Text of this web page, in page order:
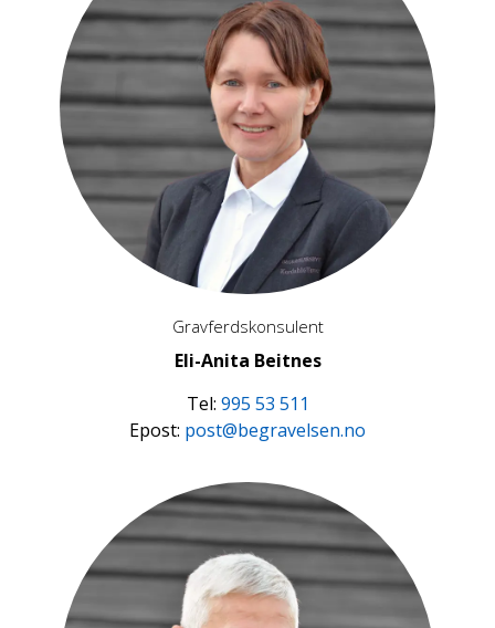
Gravferdskonsulent
Eli-Anita Beitnes
Tel: 995 53 511
Epost: post@begravelsen.no